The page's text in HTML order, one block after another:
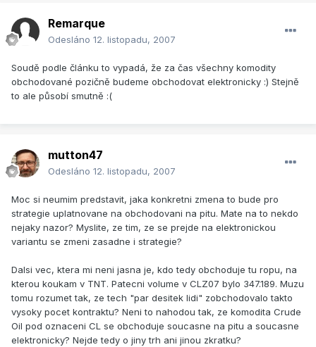
Remarque
Odesláno 12. listopadu, 2007
Soudě podle článku to vypadá, že za čas všechny komodity
obchodované pozičně budeme obchodovat elektronicky :) Stejně
to ale působí smutně :(
mutton47
Odesláno 12. listopadu, 2007
Moc si neumim predstavit, jaka konkretni zmena to bude pro
strategie uplatnovane na obchodovani na pitu. Mate na to nekdo
nejaky nazor? Myslite, ze tim, ze se prejde na elektronickou
variantu se zmeni zasadne i strategie?
Dalsi vec, ktera mi neni jasna je, kdo tedy obchoduje tu ropu, na
kterou koukam v TNT. Patecni volume v CLZ07 bylo 347.189. Muzu
tomu rozumet tak, ze tech "par desitek lidi" zobchodovalo takto
vysoky pocet kontraktu? Neni to nahodou tak, ze komodita Crude
Oil pod oznaceni CL se obchoduje soucasne na pitu a soucasne
elektronicky? Nejde tedy o jiny trh ani jinou zkratku?